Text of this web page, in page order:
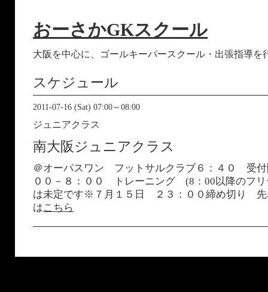
おーさかGKスクール
大阪を中心に、ゴールキーパースクール・出張指導を
スケジュール
2011-07-16 (Sat) 07:00～08:00
ジュニアクラス
南大阪ジュニアクラス
＠オーパスワン フットサルクラブ６：４０
００－８：００ トレーニング (8：00以降のフリ
は未定です※７月１５日 ２３：００締め切り
はこちら